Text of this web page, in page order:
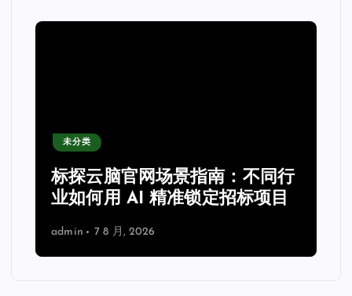
未分类
标探云脑官网场景指南：不同行
业如何用 AI 精准锁定招标项目
admin 7 8 月, 2026